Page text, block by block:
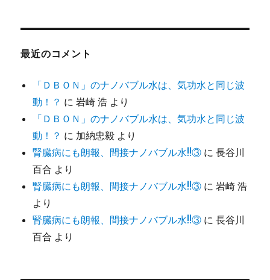
最近のコメント
「ＤＢＯＮ」のナノバブル水は、気功水と同じ波
動！？ に岩崎 浩 より
「ＤＢＯＮ」のナノバブル水は、気功水と同じ波
動！？ に 加納忠毅 より
腎臓病にも朗報、間接ナノバブル水!!③ に長谷川
百合 より
腎臓病にも朗報、間接ナノバブル水!!③ に岩崎 浩
より
腎臓病にも朗報、間接ナノバブル水!!③ に長谷川
百合 より